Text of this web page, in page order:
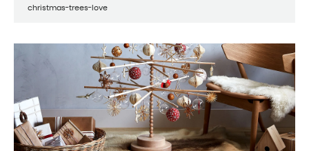
christmas-trees-love